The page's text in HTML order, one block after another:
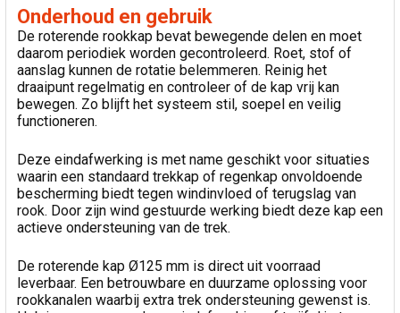
Onderhoud en gebruik
De roterende rookkap bevat bewegende delen en moet
daarom periodiek worden gecontroleerd. Roet, stof of
aanslag kunnen de rotatie belemmeren. Reinig het
draaipunt regelmatig en controleer of de kap vrij kan
bewegen. Zo blijft het systeem stil, soepel en veilig
functioneren.
Deze eindafwerking is met name geschikt voor situaties
waarin een standaard trekkap of regenkap onvoldoende
bescherming biedt tegen windinvloed of terugslag van
rook. Door zijn wind gestuurde werking biedt deze kap een
actieve ondersteuning van de trek.
De roterende kap Ø125 mm is direct uit voorraad
leverbaar. Een betrouwbare en duurzame oplossing voor
rookkanalen waarbij extra trek ondersteuning gewenst is.